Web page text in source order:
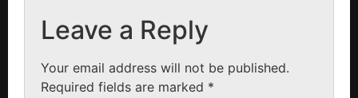
Leave a Reply
Your email address will not be published.
Required fields are marked *